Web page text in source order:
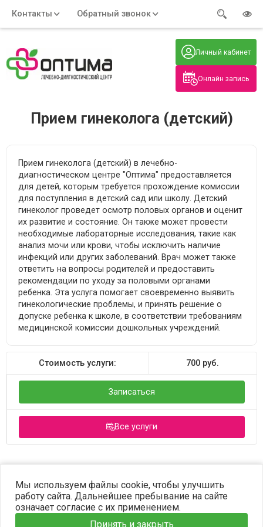
Онлайн запись
Личный кабинет
Контакты
Обратный звонок
Адрес:
Часы работы: Телефон:
+7 (914) 579-77-99
Нажмите на номер, чтобы
позвонить
Прием гинеколога (детский)
Прием гинеколога (детский) в лечебно-
диагностическом центре "Оптима" предоставляется
для детей, которым требуется прохождение комиссии
для поступления в детский сад или школу. Детский
гинеколог проведет осмотр половых органов и оценит
их развитие и состояние. Он также может провести
необходимые лабораторные исследования, такие как
анализ мочи или крови, чтобы исключить наличие
инфекций или других заболеваний. Врач может также
ответить на вопросы родителей и предоставить
рекомендации по уходу за половыми органами
ребенка. Эта услуга помогает своевременно выявить
гинекологические проблемы, и принять решение о
допуске ребенка к школе, в соответствии требованиям
медицинской комиссии дошкольных учреждений.
Стоимость услуги: 700 руб.
Записаться
Все услуги
©2023 OPTIMA. Все права защищены.
Мы используем файлы cookie, чтобы улучшить
работу сайта. Дальнейшее пребывание на сайте
означает согласие с их применением.
Принять и закрыть